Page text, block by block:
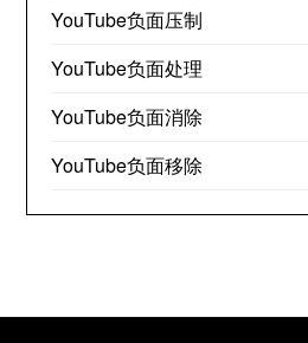
YouTube负面压制
YouTube负面处理
YouTube负面消除
YouTube负面移除